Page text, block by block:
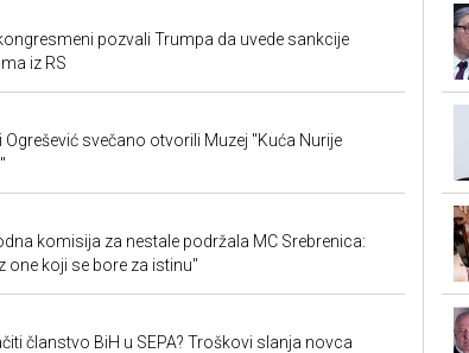
pozvali Trumpa da uvede sankcije
iz RS
Ogrešević svečano otvorili Muzej "Kuća Nurije
komisija za nestale podržala MC Srebrenica:
one koji se bore za istinu"
članstvo BiH u SEPA? Troškovi slanja novca